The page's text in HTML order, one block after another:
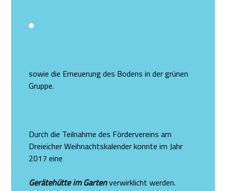
sowie die Erneuerung des Bodens in der grünen
Gruppe.
Durch die Teilnahme des Fördervereins am
Dreieicher Weihnachtskalender konnte im Jahr
2017 eine
Gerätehütte im Gartenverwirklicht werden.